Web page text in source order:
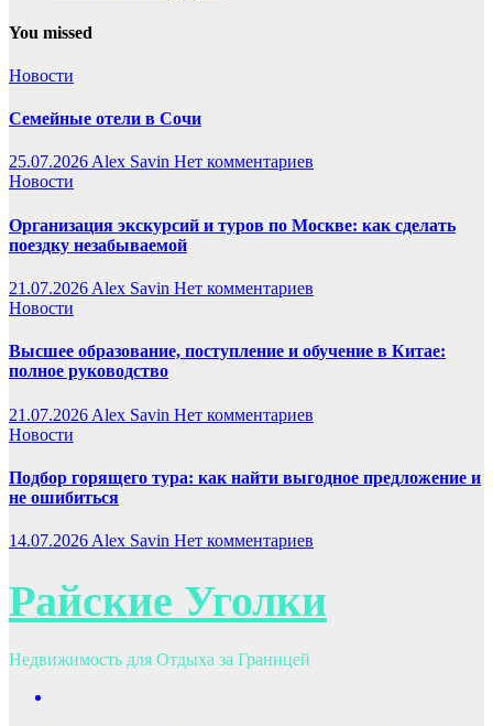
You missed
Новости
Семейные отели в Сочи
25.07.2026Alex Savin Нет комментариев
Новости
Организация экскурсий и туров по Москве: как сделать
поездку незабываемой
21.07.2026 Alex Savin Нет комментариев
Новости
Высшее образование, поступление и обучение в Китае:
полное руководство
21.07.2026 Alex Savin Нет комментариев
Новости
Подбор горящего тура: как найти выгодное предложение и
не ошибиться
14.07.2026 Alex Savin Нет комментариев
Райские Уголки
Недвижимость для Отдыха за Границей